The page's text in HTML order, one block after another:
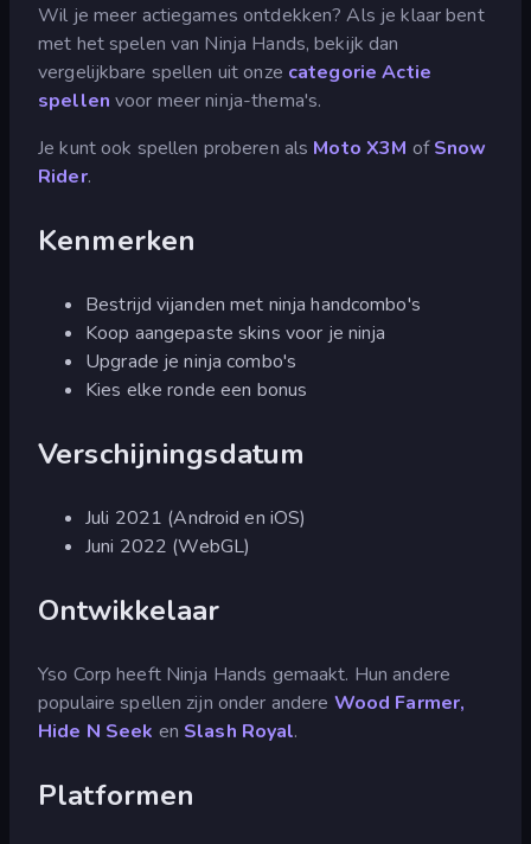
Wil je meer actiegames ontdekken? Als je klaar bent
met het spelen van Ninja Hands, bekijk dan
vergelijkbare spellen uit onze categorie Actie
spellen voor meer ninja-thema's.
Je kunt ook spellen proberen als Moto X3M ofSnow
Rider.
Kenmerken
Bestrijd vijanden met ninja handcombo's
Koop aangepaste skins voor je ninja
Upgrade je ninja combo's
Kies elke ronde een bonus
Verschijningsdatum
Juli 2021 (Android en iOS)
Juni 2022 (WebGL)
Ontwikkelaar
Yso Corp heeft Ninja Hands gemaakt. Hun andere
populaire spellen zijn onder andere Wood Farmer,
Hide N Seek en Slash Royal.
Platformen